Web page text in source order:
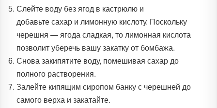
Слейте воду без ягод в кастрюлю и
добавьте сахар и лимонную кислоту. Поскольку
черешня — ягода сладкая, то лимонная кислота
позволит уберечь вашу закатку от бомбажа.
Снова закипятите воду, помешивая сахар до
полного растворения.
Залейте кипящим сиропом банку с черешней до
самого верха и закатайте.